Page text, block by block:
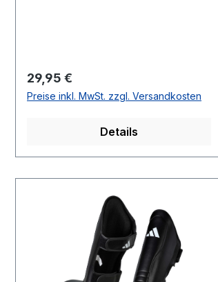
Regulärer Preis:
29,95 €
Preise inkl. MwSt. zzgl. Versandkosten
Details